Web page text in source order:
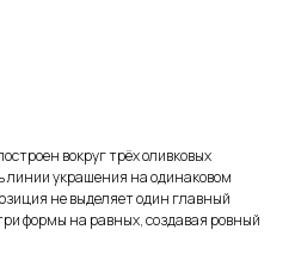
вокруг трёх оливковых
линии украшения на одинаковом
не выделяет один главный
формы на равных, создавая ровный